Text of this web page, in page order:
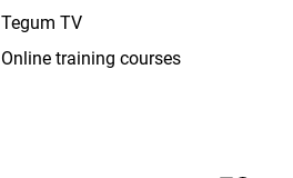
Tegum TV
Online training courses